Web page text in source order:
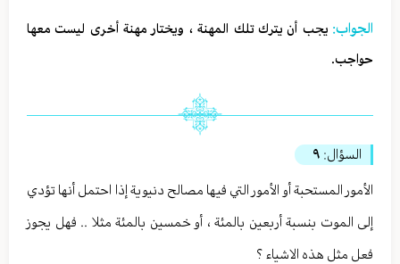
الجواب:يجب أن يترك تلك المهنة ، ويختار مهنة أخرى ليست معها
حواجب.
السؤال: ٩
الأمور المستحبة أو الأمور التي فيها مصالح دنيوية إذا احتمل أنها تؤدي
إلى الموت بنسبة أربعين بالمئة ، أو خمسين بالمئة مثلا .. فهل يجوز
فعل مثل هذه الاشياء ؟